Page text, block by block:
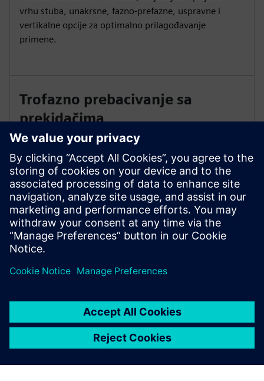
vrhu stuba, unakrsne, fazno-prefazne, uspravne i
vertikalne opcije za optimalno prilagođavanje
primene.
Trofazno prebacivanje sa
prekidačima
Izvršite pouzdano trofazno prebacivanje opterećenja i
prekida opterećenja. Sinterovani bronzani ležajevi
impregnirani uljem i unutrašnji radni mehanizmi
pružaju izuzetne performanse. Izaberite priključne Saf-
T-Gap ili vakuumske prekidače.